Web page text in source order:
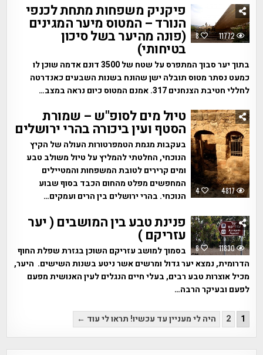
8 11772
פיקניק משפחות מתחת לכנפי
הנורד – המטוס מיער המגינים
(פונה מהיער בשל סיכון
בטיחותי)
בתוך יער סבוך המתפרס על שטח של 3500 דונם אדמה שוכן לו
כמעט נסתר מטוס תובלה ישן שהונח בשנות השבעים כאנדרטה
לחללי חטיבת הצנחנים 317. אמנם המטוס כיום נראה במצב…
4 4817
טיול מים לסופ"ש – שמורת
הסטף ועין ביכורה בהרי ירושלים
בעקבות מגמת הטמפרטורות העולה של הקיץ
הנוכחי, החלטתי להמליץ על טיול משולב טבע
ומים קרירים לטובת המשפחות והמטיילים
המחפשים מפלט מהחום הכבד בסוף שבוע
הנוכחי. בהרי ירושלים בין הרים ועמקים…
8 11830
פנינת טבע בין המושבים ( יער
עזריקם )
בסמוך למושב עזריקם השוכן בגזרת שפלת החוף
הדרומית, נמצא יער גדול ומרשים אשר ניטע בשנות השישים. היער,
מכיל אוצרות טבע רבים, בעלי חיים הנגלים לעין האנושית מפעם
לפעם ובעיקר הרבה…
Posts
pagination
1
2 היה לי מעניין עד עכשיו! תראו לי עוד ←